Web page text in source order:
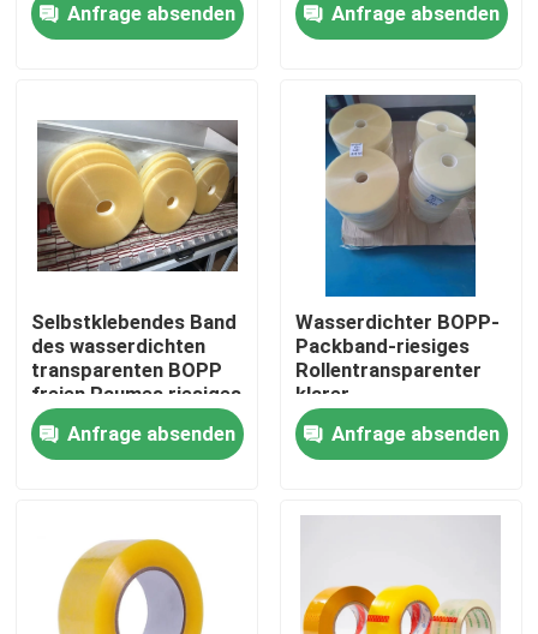
Über uns
Produkte
Klebstreifen BOPP
Kraftpapier-Klebstreifen
HAUSTIER Klebstreifen
BOPP-Band-riesige Rolle
Fiberglas-Klebstreifen
Anfrage absenden Anfrage absenden
Selbstklebendes Band
des wasserdichten
transparenten BOPP
freien Raumes riesiges
Rollen
Anfrage absenden
Wasserdichter BOPP-
Packband-riesiges
Rollentransparenter
klarer
Farbklebstreifen
Anfrage absenden